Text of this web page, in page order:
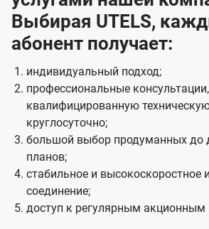
Выбирая UTELS,
абонент получает:
индивидуальный подход;
профессиональные консультации,
квалифицированную
круглосуточно;
большой выбор продуманных до
планов;
стабильное и высокоскоростное
соединение;
доступ к регулярным